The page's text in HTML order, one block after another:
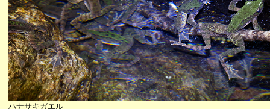
ハナサキガエル